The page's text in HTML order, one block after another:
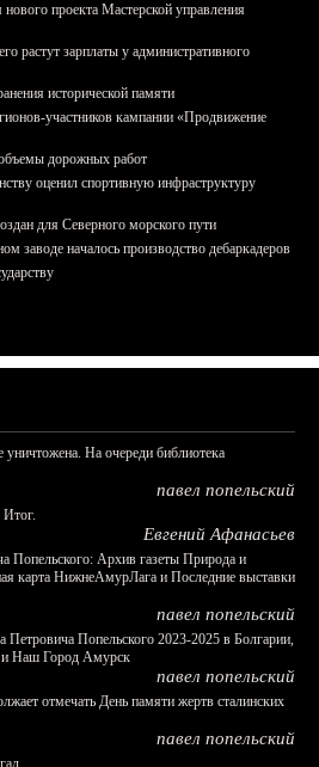
проекта Мастерской управления
растут зарплаты у административного
исторической памяти
участников кампании «Продвижение
дорожных работ
оценил спортивную инфраструктуру
для Северного морского пути
заводе началось производство дебаркадеров
На очереди библиотека
павел попельский
Итог.
Евгений Афанасьев
Попельского: Архив газеты Природа и
карта НижнеАмурЛага и Последние выставки
павел попельский
Попельского 2023-2025 в Болгарии,
и Наш Город Амурск
павел попельский
отмечать День памяти жертв сталинских
павел попельский